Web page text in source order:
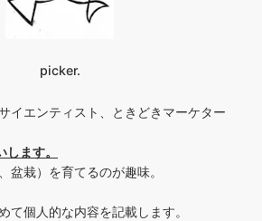
picker.
イエンティスト、ときどきマーケター
します。
盆栽）を育てるのが趣味。
て個人的な内容を記載します。